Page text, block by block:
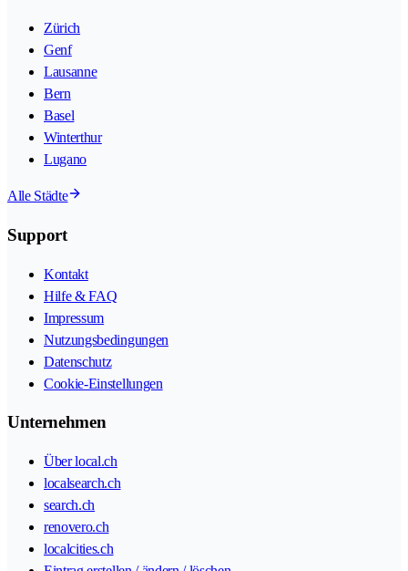
Zürich
Genf
Lausanne
Bern
Basel
Winterthur
Lugano
Alle Städte
Support
Kontakt
Hilfe & FAQ
Impressum
Nutzungsbedingungen
Datenschutz
Cookie-Einstellungen
Unternehmen
Über local.ch
localsearch.ch
search.ch
renovero.ch
localcities.ch